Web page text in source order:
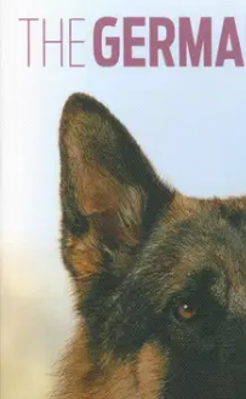
Tarkista
Ei saatavilla
Tuotekuvaus